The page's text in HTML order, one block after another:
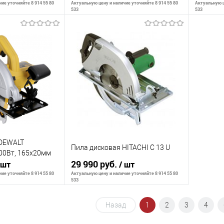
уточняйте 8 914 55 80
В наличии
Актуальную цену и наличие уточняйте 8 914 55 80
533
В корзину
К сравнению
В избранное
В наличии
Актуальную
533
165х20мм
уточняйте 8 914 55 80
Пила дисковая HITACHI C 13 U
29 990 руб. / шт
Актуальную цену и наличие уточняйте 8 914 55 80
533
Назад 1 2 3 4